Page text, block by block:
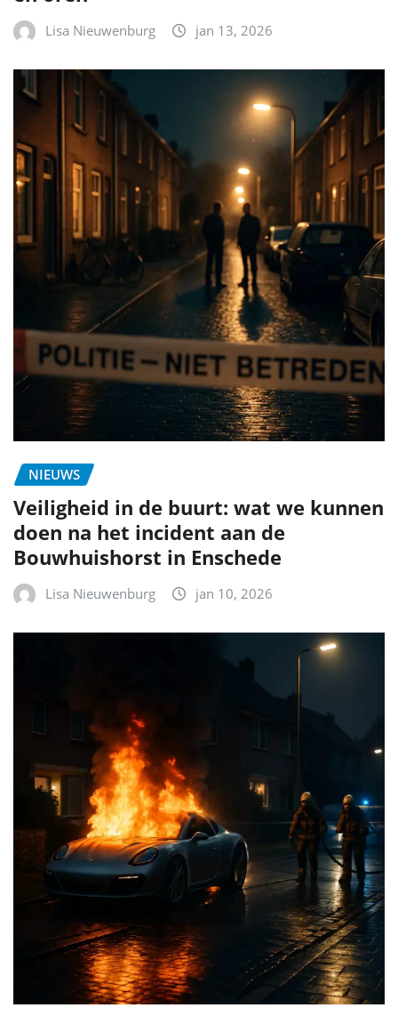
Lisa Nieuwenburg jan 13, 2026
NIEUWS
Veiligheid in de buurt: wat we kunnen
doen na het incident aan de
Bouwhuishorst in Enschede
Lisa Nieuwenburg jan 10, 2026